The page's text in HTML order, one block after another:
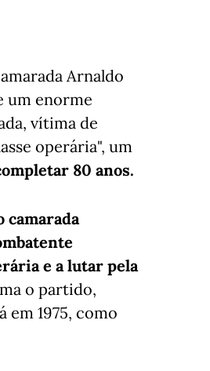
Arnaldo
um enorme
vítima de
operária", um
80 anos.
camarada
e a lutar pela
o partido,
em 1975, como